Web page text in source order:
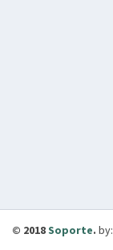
© 2018Soporte. by: